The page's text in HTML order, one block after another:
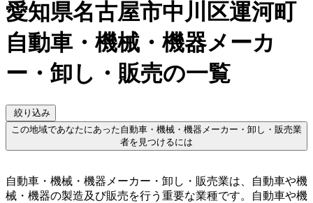
愛知県名古屋市中川区運河町
自動車・機械・機器メーカ
ー・卸し・販売の一覧
絞り込み
この地域であなたにあった自動車・機械・機器メーカー・卸し・販売業
者を見つけるには
自動車・機械・機器メーカー・卸し・販売業は、自動車や機
械・機器の製造及び販売を行う重要な業種です。自動車や機